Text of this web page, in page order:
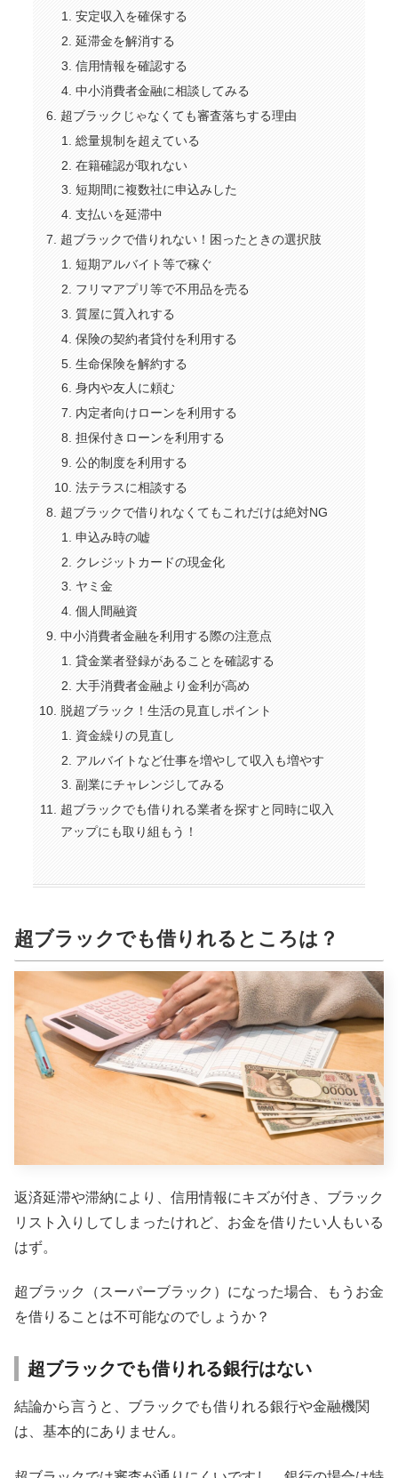
安定収入を確保する
延滞金を解消する
信用情報を確認する
中小消費者金融に相談してみる
超ブラックじゃなくても審査落ちする理由
総量規制を超えている
在籍確認が取れない
短期間に複数社に申込みした
支払いを延滞中
超ブラックで借りれない！困ったときの選択肢
短期アルバイト等で稼ぐ
フリマアプリ等で不用品を売る
質屋に質入れする
保険の契約者貸付を利用する
生命保険を解約する
身内や友人に頼む
内定者向けローンを利用する
担保付きローンを利用する
公的制度を利用する
法テラスに相談する
超ブラックで借りれなくてもこれだけは絶対NG
申込み時の嘘
クレジットカードの現金化
ヤミ金
個人間融資
中小消費者金融を利用する際の注意点
貸金業者登録があることを確認する
大手消費者金融より金利が高め
脱超ブラック！生活の見直しポイント
資金繰りの見直し
アルバイトなど仕事を増やして収入も増やす
副業にチャレンジしてみる
超ブラックでも借りれる業者を探すと同時に収入
アップにも取り組もう！
超ブラックでも借りれるところは？
返済延滞や滞納により、信用情報にキズが付き、ブラック
リスト入りしてしまったけれど、お金を借りたい人もいる
はず。
超ブラック（スーパーブラック）になった場合、もうお金
を借りることは不可能なのでしょうか？
超ブラックでも借りれる銀行はない
結論から言うと、ブラックでも借りれる銀行や金融機関
は、基本的にありません。